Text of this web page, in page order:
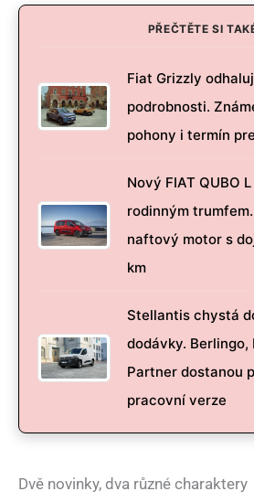
PŘEČTĚTE SI
Fiat Grizzly
podrobnosti.
pohony i termín
Nový FIAT QUBO
rodinným
naftový motor s
km
Stellantis chystá
dodávky. Berlingo,
Partner dostanou
pracovní verze
Dvě novinky, dva různé charaktery